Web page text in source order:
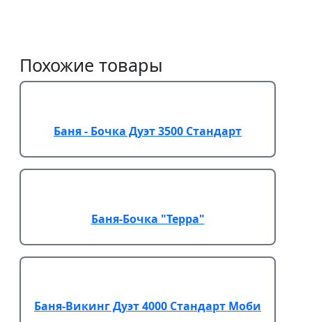
Похожие товары
Баня - Бочка Дуэт 3500 Стандарт
Баня-Бочка "Терра"
Баня-Викинг Дуэт 4000 Стандарт Моби